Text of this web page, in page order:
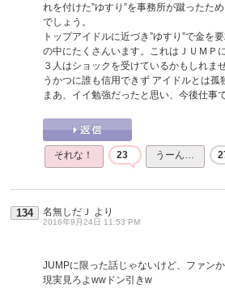
れを付けた”ゆすり”を事務所が蹴ったた
でしょう。
トップアイドルに近づき”ゆすり”で金を
の中にたくさんいます。これはＪＵＭＰ
３人はショックを受けているかもしれま
うかつに誰も信用できず アイドルとは孤
まあ、イイ勉強だったと思い、今後仕事
それな！ 23 うーん…
134 名無しだＪ より
2016年9月24日 11:53 PM
JUMPに限った話じゃないけど、ファン
現実見ろよwwドン引きw